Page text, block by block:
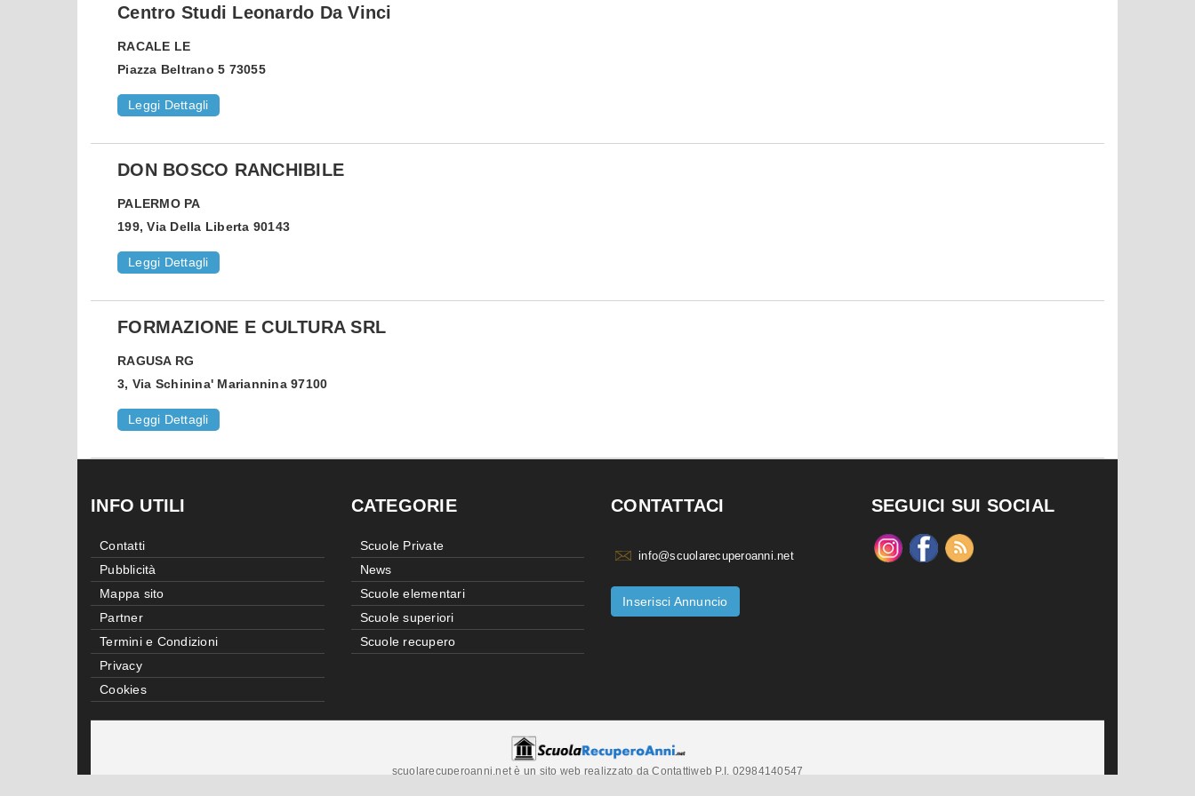
Centro Studi Leonardo Da Vinci
RACALE LE
Piazza Beltrano 5 73055
Leggi Dettagli
DON BOSCO RANCHIBILE
PALERMO PA
199, Via Della Liberta 90143
Leggi Dettagli
FORMAZIONE E CULTURA SRL
RAGUSA RG
3, Via Schinina' Mariannina 97100
Leggi Dettagli
INFO UTILI
Contatti
Pubblicità
Mappa sito
Partner
Termini e Condizioni
Privacy
Cookies
CATEGORIE
Scuole Private
News
Scuole elementari
Scuole superiori
Scuole recupero
CONTATTACI
info@scuolarecuperoanni.net
Inserisci Annuncio
SEGUICI SUI SOCIAL
scuolarecuperoanni.net è un sito web realizzato da Contattiweb P.I. 02984140547